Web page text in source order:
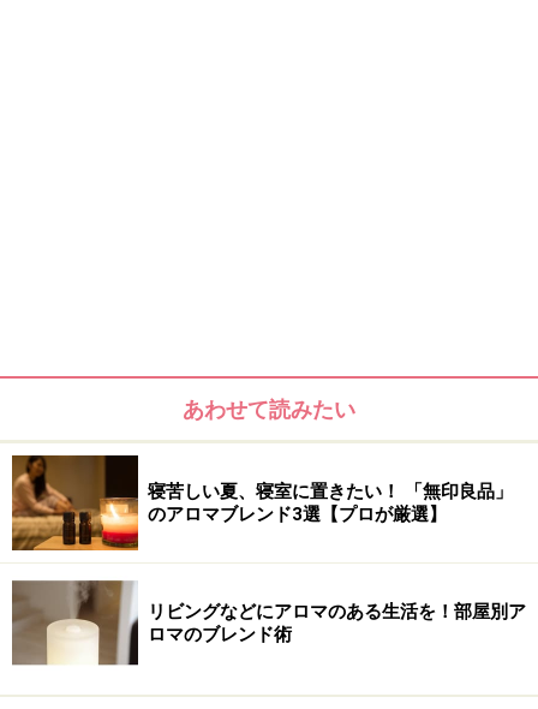
あわせて読みたい
寝苦しい夏、寝室に置きたい！ 「無印良品」
のアロマブレンド3選【プロが厳選】
リビングなどにアロマのある生活を！部屋別ア
ロマのブレンド術